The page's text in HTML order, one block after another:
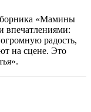
«Мамины
впечатлениями:
радость,
на сцене. Это